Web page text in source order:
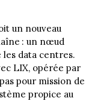
un nouveau
: un nœud
les data centres.
LIX, opérée par
pour mission de
propice au